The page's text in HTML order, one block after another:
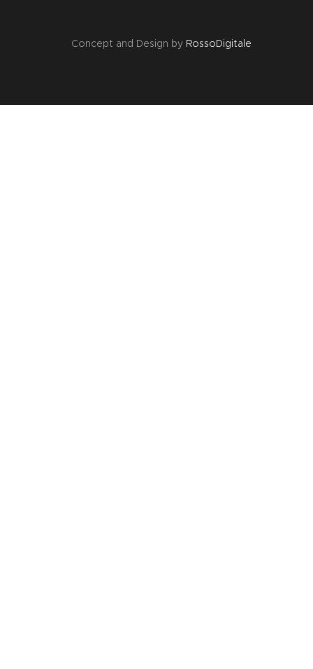
Concept and Design by RossoDigitale